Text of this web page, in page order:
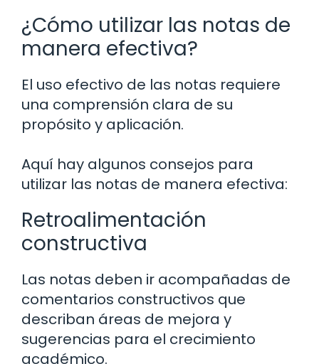
¿Cómo utilizar las notas de
manera efectiva?
El uso efectivo de las notas requiere
una comprensión clara de su
propósito y aplicación.
Aquí hay algunos consejos para
utilizar las notas de manera efectiva:
Retroalimentación
constructiva
Las notas deben ir acompañadas de
comentarios constructivos que
describan áreas de mejora y
sugerencias para el crecimiento
académico.